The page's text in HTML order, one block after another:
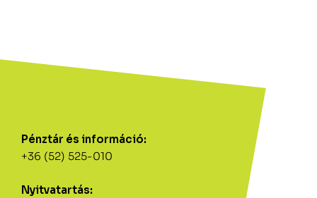
Pénztár és információ:
+36 (52) 525-010
Nyitvatartás: